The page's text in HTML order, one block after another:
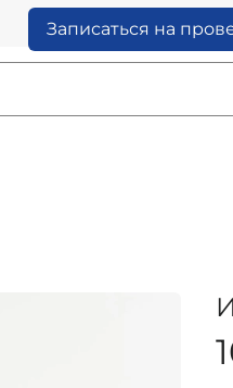
Записаться на